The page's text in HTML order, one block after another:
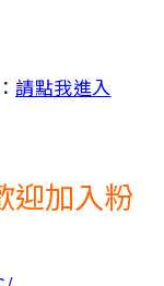
請點我進入
迎加入粉